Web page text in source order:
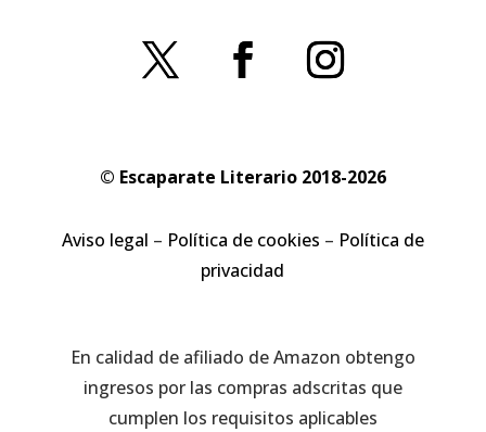
© Escaparate Literario 2018-2026
Aviso legal – Política de cookies – Política de
privacidad
En calidad de afiliado de Amazon obtengo
ingresos por las compras adscritas que
cumplen los requisitos aplicables